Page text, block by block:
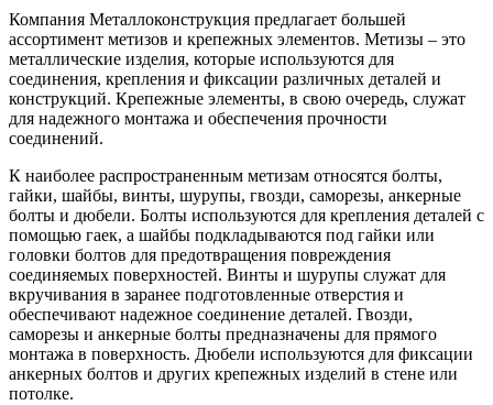
Компания Металлоконструкция предлагает большей
ассортимент метизов и крепежных элементов. Метизы – это
металлические изделия, которые используются для
соединения, крепления и фиксации различных деталей и
конструкций. Крепежные элементы, в свою очередь, служат
для надежного монтажа и обеспечения прочности
соединений.
К наиболее распространенным метизам относятся болты,
гайки, шайбы, винты, шурупы, гвозди, саморезы, анкерные
болты и дюбели. Болты используются для крепления деталей с
помощью гаек, а шайбы подкладываются под гайки или
головки болтов для предотвращения повреждения
соединяемых поверхностей. Винты и шурупы служат для
вкручивания в заранее подготовленные отверстия и
обеспечивают надежное соединение деталей. Гвозди,
саморезы и анкерные болты предназначены для прямого
монтажа в поверхность. Дюбели используются для фиксации
анкерных болтов и других крепежных изделий в стене или
потолке.